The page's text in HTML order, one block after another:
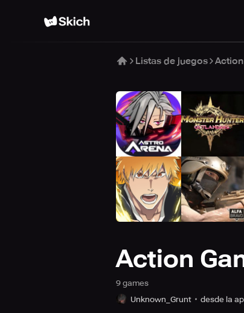
Listas de juegos
Action
9 games
Unknown_Grunt
desde la